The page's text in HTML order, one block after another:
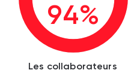
94%
Les collaborateurs